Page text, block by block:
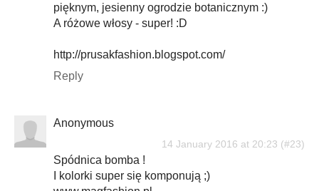
pięknym, jesienny ogrodzie botanicznym :)
A różowe włosy - super! :D
http://prusakfashion.blogspot.com/
Reply
Anonymous
14 January 2016 at 20:23
Spódnica bomba !
I kolorki super się komponują ;)